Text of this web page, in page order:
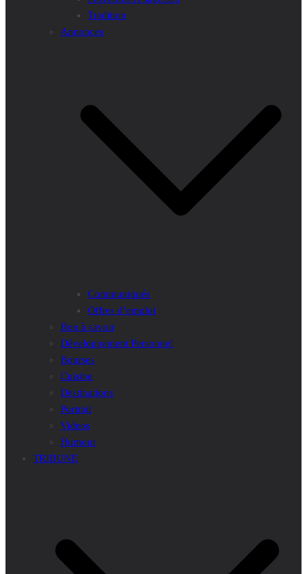
Tradition
Annonces
Communiqués
Offres d’emploi
Bon à savoir
Développement Personnel
Bourses
Cuisine
Destinations
Portrait
Videos
Humour
TRIBUNE